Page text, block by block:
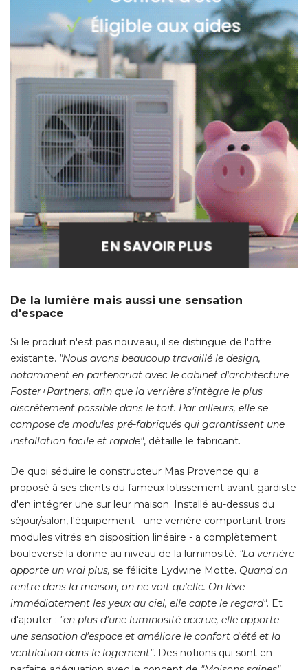
De la lumière mais aussi une sensation
d'espace
Si le produit n'est pas nouveau, il se distingue de l'offre
existante. "Nous avons beaucoup travaillé le design,
notamment en partenariat avec le cabinet d'architecture
Foster+Partners, afin que la verrière s'intègre le plus
discrètement possible dans le toit. Par ailleurs, elle se
compose de modules pré-fabriqués qui garantissent une
installation facile et rapide", détaille le fabricant.
De quoi séduire le constructeur Mas Provence qui a
proposé à ses clients du fameux lotissement avant-gardiste
d'en intégrer une sur leur maison. Installé au-dessus du
séjour/salon, l'équipement - une verrière comportant trois
modules vitrés en disposition linéaire - a complètement
bouleversé la donne au niveau de la luminosité. "La verrière
apporte un vrai plus, se félicite Lydwine Motte. Quand on
rentre dans la maison, on ne voit qu'elle. On lève
immédiatement les yeux au ciel, elle capte le regard". Et
d'ajouter : "en plus d'une luminosité accrue, elle apporte
une sensation d'espace et améliore le confort d'été et la
ventilation dans le logement". Des notions qui sont en